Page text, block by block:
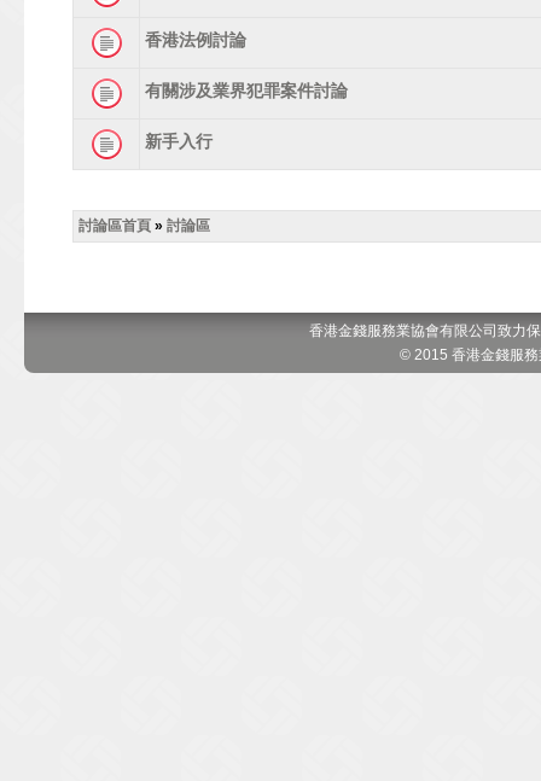
香港法例討論
有關涉及業界犯罪案件討論
新手入行
討論區首頁 » 討論區
香港金錢服務業協會有限公司致力
© 2015 香港金錢服